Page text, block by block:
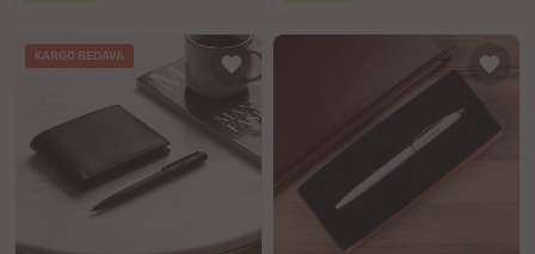
KARGO BEDAVA